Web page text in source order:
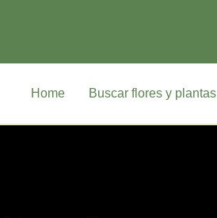
Home Buscar flores y plantas